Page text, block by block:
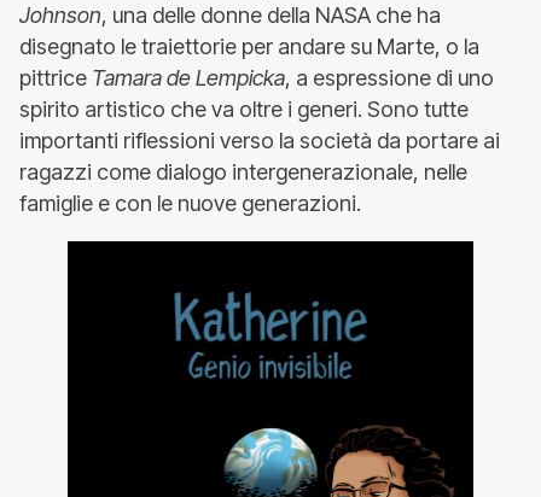
Johnson, una delle donne della NASA che ha
disegnato le traiettorie per andare su Marte, o la
pittrice Tamara de Lempicka, a espressione di uno
spirito artistico che va oltre i generi. Sono tutte
importanti riflessioni verso la società da portare ai
ragazzi come dialogo intergenerazionale, nelle
famiglie e con le nuove generazioni.